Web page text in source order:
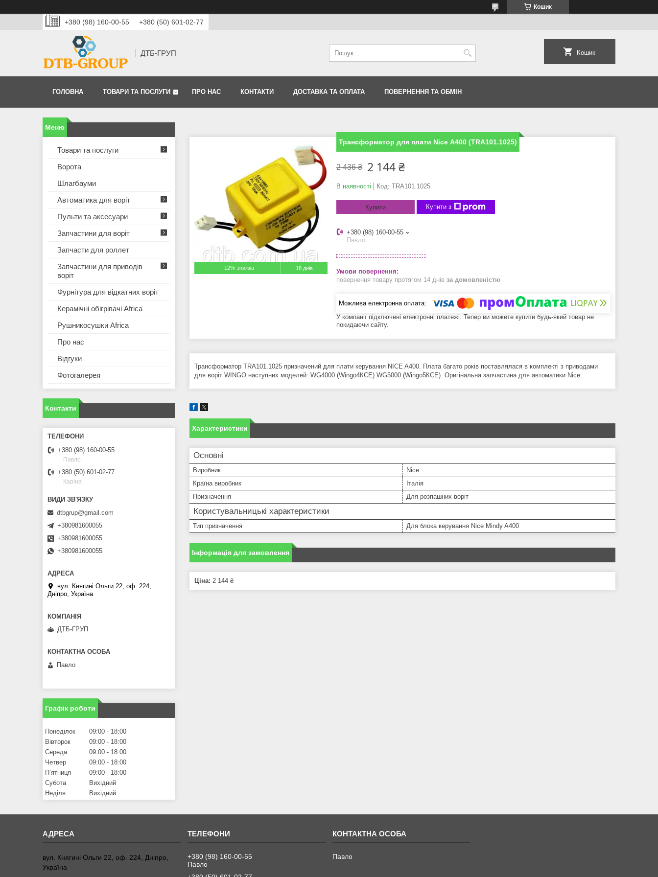
Кошик
+380 (98) 160-00-55 +380 (50) 601-02-77
ДТБ-ГРУП Кошик
ГОЛОВНА ТОВАРИ ТА ПОСЛУГИ ПРО НАС КОНТАКТИ ДОСТАВКА ТА ОПЛАТА ПОВЕРНЕННЯ ТА ОБМІН
–12% 18 днів
Трансформатор для плати Nice А400 (TRA101.1025)
2 436 ₴ 2 144 ₴
В наявності Код: TRA101.1025
Купити Купити з
+380 (98) 160-00-55
Павло
повернення товару протягом 14 днів за домовленістю
У компанії підключені електронні платежі. Тепер ви можете купити будь-який товар не
покидаючи сайту.
Трансформатор TRA101.1025 призначений для плати керування NICE A400. Плата багато років поставлялася в комплекті з приводами
для воріт WINGO наступних моделей: WG4000 (Wingo4КСЕ) WG5000 (Wingo5КСЕ). Оригінальна запчастина для автоматики Nice.
Характеристики
Основні
Виробник
Nice
Країна виробник
Італія
Призначення
Для розпашних воріт
Користувальницькі характеристики
Тип призначення Для блока керування Nice Mindy A400
Інформація для замовлення
Ціна: 2 144 ₴
Товари та послуги
Ворота
Шлагбауми
Автоматика для воріт
Пульти та аксесуари
Запчастини для воріт
Запчасти для роллет
Запчастини для приводів
воріт
Фурнітура для відкатних воріт
Керамічні обігрівачі Africa
Рушникосушки Africa
Про нас
Відгуки
Фотогалерея
Контакти
+380 (98) 160-00-55
Павло
+380 (50) 601-02-77
Каріна
dtbgrup@gmail.com
+380981600055
+380981600055
+380981600055
вул. Княгині Ольги 22, оф. 224,
Дніпро, Україна
ДТБ-ГРУП
Павло
Графік роботи
Понеділок 09:00
18:00
Вівторок
09:00
18:00
Середа
09:00
18:00
Четвер
09:00
18:00
Пʼятниця
09:00
18:00
Субота
Вихідний
Неділя
Вихідний
вул. Княгині Ольги 22, оф. 224, Дніпро,
Україна
+380 (98) 160-00-55
Павло
Павло